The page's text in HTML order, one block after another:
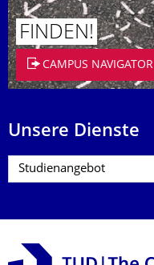
FINDEN!
CAMPUS NAVIGATOR
Unsere Dienste